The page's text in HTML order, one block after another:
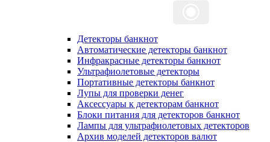
Детекторы банкнот
Автоматические детекторы банкнот
Инфракрасные детекторы банкнот
Ультрафиолетовые детекторы
Портативные детекторы банкнот
Лупы для проверки денег
Аксессуары к детекторам банкнот
Блоки питания для детекторов банкнот
Лампы для ультрафиолетовых детекторов
Архив моделей детекторов валют